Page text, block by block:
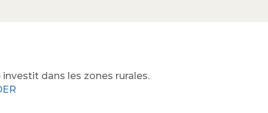
dans les zones rurales.